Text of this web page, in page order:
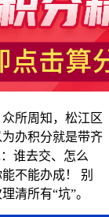
所周知，松江区
办积分就是带齐
谁去交、怎么
不能办成！ 别
清所有“坑”。